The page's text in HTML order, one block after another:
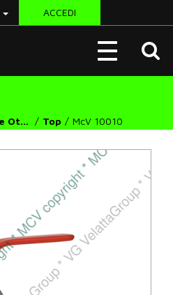
ACCEDI
Toggle
navigation
Valvole Ottone Top McV 10010